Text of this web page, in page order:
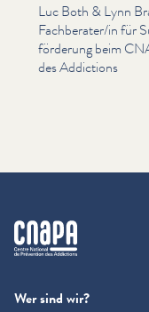
Luc Both & Lynn
Fachberater/​in für
förderung beim
des Addictions
cnapa
Wer sind wir?